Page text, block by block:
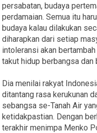
persabatan, budaya
perdamaian. Semua itu
budaya kalau dilakukan
diharapkan dari setiap
intoleransi akan
takut hidup berbangsa dan
Dia menilai rakyat
ditantang rasa kerukunan
sebangsa se-Tanah Air
ketidakpastian. Dengan
terakhir menimpa Menko